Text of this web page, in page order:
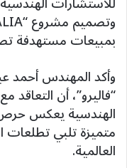
بمبيعات مستهدفة تصل إلى 3.2
وأكد المهندس أحمد
“فاليرو”، أن التعاقد
الهندسية يعكس
متميزة تلبي تطلعات
العالمية.